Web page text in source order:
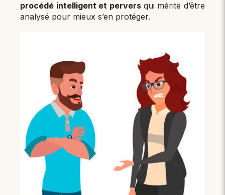
procédé intelligent et pervers qui mérite d’être
analysé pour mieux s’en protéger.